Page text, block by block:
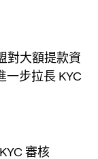
對大額提款資
一步拉長 KYC
審核